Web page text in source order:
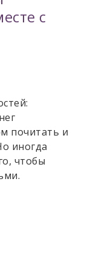
с
почитать и
иногда
чтобы